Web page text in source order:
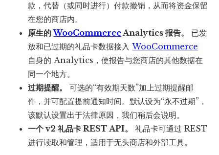
款，代替（或同时进行）付款撤销，从而将资金保留
在您的商店内。
原生的WooCommerceAnalytics 报告。
已发
放和已过期的礼品卡数据接入WooCommerce
自身的 Analytics，使报告与您商店的其他数据在
同一个地方。
过期提醒。
可选的“有效期天数”加上过期提醒邮
件，并可配置提前通知时间。默认设为“永不过期”，
该默认设置出于法律原因，我们稍后会说明。
一个 v2 礼品卡 REST API。
礼品卡可通过 REST
进行读取和管理，适用于无头商店和外部工具。